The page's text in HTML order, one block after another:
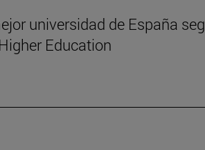
universidad de España
Education